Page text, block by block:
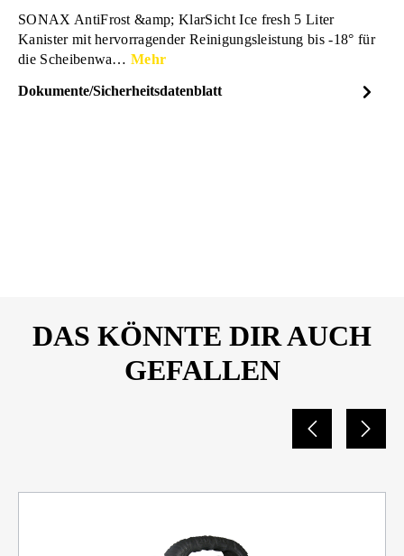
SONAX AntiFrost &amp; KlarSicht Ice fresh 5 Liter
Kanister mit hervorragender Reinigungsleistung bis -18° für
die Scheibenwa…Mehr
Dokumente/Sicherheitsdatenblatt
DAS KÖNNTE DIR AUCH
GEFALLEN